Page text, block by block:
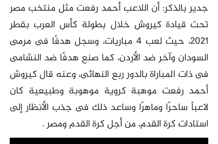
جدير بالذكر: أن اللاعب أحمد رفعت مثل منتخب مصر
تحت قيادة كيروش خلال بطولة كأس العرب بقطر
2021، حيث لعب 4 مباريات، وسجل هدفًا فى مرمى
السودان وآخر ضد الأردن، كما صنع هدفًا ضد النشامى
فى ذات المباراة بالدور ربع النهائى، وعنه قال كيروش
أحمد رفعت موهبة كروية موهوبة وطبيعية كان
لاعباً ساحرًا وماهرًا وساعد ذلك فى جذب الأنظار إلى
استادات كرة القدم، من أجل كرة القدم ومصر .